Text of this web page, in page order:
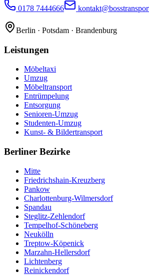
0178 7444666
Berlin · Potsdam · Brandenburg
Leistungen
Möbeltaxi
Umzug
Möbeltransport
Entrümpelung
Entsorgung
Senioren-Umzug
Studenten-Umzug
Kunst- & Bildertransport
Berliner Bezirke
Mitte
Friedrichshain-Kreuzberg
Pankow
Charlottenburg-Wilmersdorf
Spandau
Steglitz-Zehlendorf
Tempelhof-Schöneberg
Neukölln
Treptow-Köpenick
Marzahn-Hellersdorf
Lichtenberg
Reinickendorf